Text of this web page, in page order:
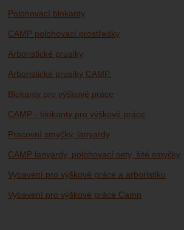
Polohovací blokanty
CAMP polohovací prostředky
Arboristické prusíky
Arboristické prusíky CAMP.
Blokanty pro výškové práce
CAMP - blokanty pro výškové práce
Pracovní smyčky, lanyardy
CAMP lanyardy, polohovací sety, šité smyčky
Vybavení pro výškové práce a arboristiku
Vybavení pro výškové práce Camp